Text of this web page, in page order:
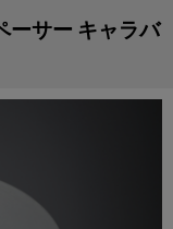
ーサー キャラバ